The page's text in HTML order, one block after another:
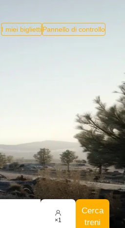
I miei bigliettiPannello di controllo
×1
Cerca
treni